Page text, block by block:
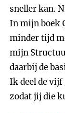
sneller kan.
In mijn boek
minder tijd
mijn
daarbij de
Ik deel de
zodat jij die